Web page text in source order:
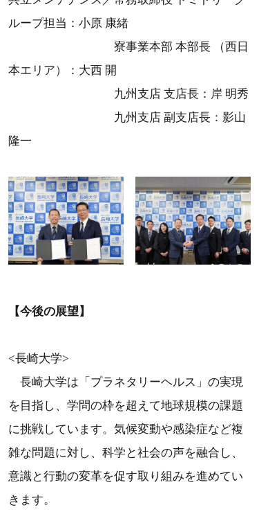
ループ担当：小原 康緒
寮事業本部 本部長 （西日
本エリア）：大西 開
九州支店 支店長：岸 明秀
九州支店 副支店長：影山
隆一
【今後の展望】
<長崎大学>
長崎大学は「プラネタリーヘルス」の実現
を目指し、学問の枠を超えて地球規模の課題
に挑戦しています。気候変動や感染症など複
雑な問題に対し、科学と社会の声を融合し、
意識と行動の変革を促す取り組みを進めてい
きます。